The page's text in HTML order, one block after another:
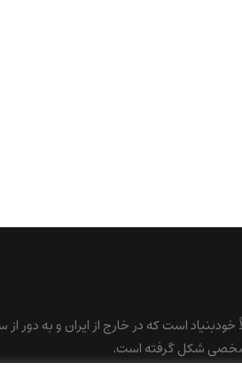
خودبنیاد است که در خارج از ایران و به دور
شخصی شکل گرفته است.